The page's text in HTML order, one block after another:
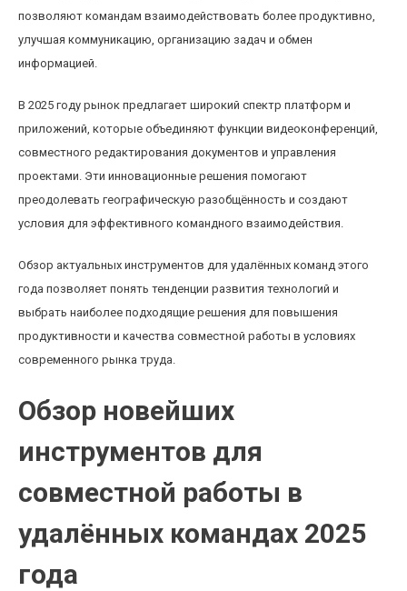
позволяют командам взаимодействовать более продуктивно,
улучшая коммуникацию, организацию задач и обмен
информацией.
В 2025 году рынок предлагает широкий спектр платформ и
приложений, которые объединяют функции видеоконференций,
совместного редактирования документов и управления
проектами. Эти инновационные решения помогают
преодолевать географическую разобщённость и создают
условия для эффективного командного взаимодействия.
Обзор актуальных инструментов для удалённых команд этого
года позволяет понять тенденции развития технологий и
выбрать наиболее подходящие решения для повышения
продуктивности и качества совместной работы в условиях
современного рынка труда.
Обзор новейших
инструментов для
совместной работы в
удалённых командах 2025
года